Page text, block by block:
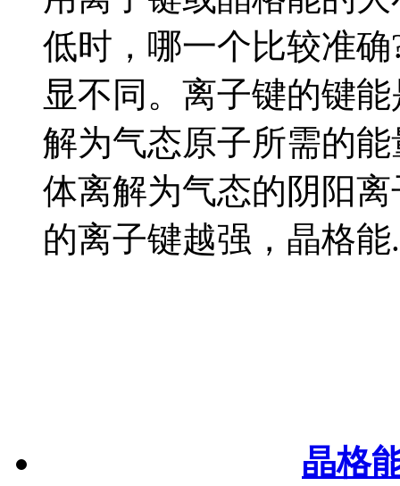
低时，哪一个比较准
显不同。离子键的键
解为气态原子所需的
体离解为气态的阴阳
的离子键越强，晶格能
晶格